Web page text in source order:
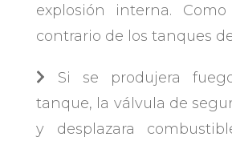
explosión interna.
contrario de los tanques
Si se produjera
tanque, la válvula de
y desplazara